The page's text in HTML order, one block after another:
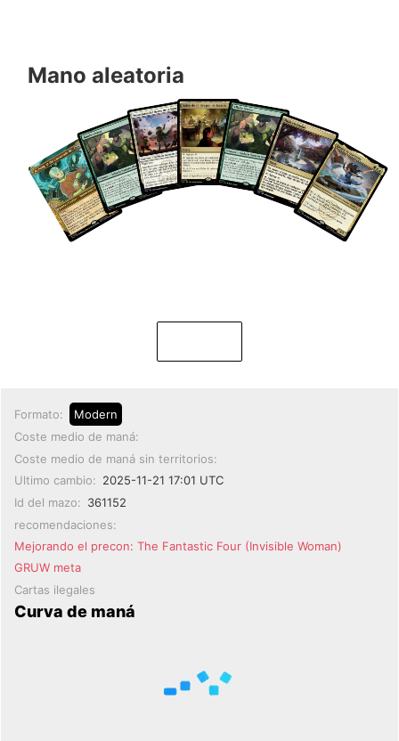
Mano aleatoria
Formato:
Modern
Coste medio de maná:
Coste medio de maná sin territorios:
Ultimo cambio: 2025-11-21 17:01 UTC
Id del mazo: 361152
recomendaciones:
Mejorando el precon: The Fantastic Four (Invisible Woman)
GRUW meta
Cartas ilegales
Curva de maná